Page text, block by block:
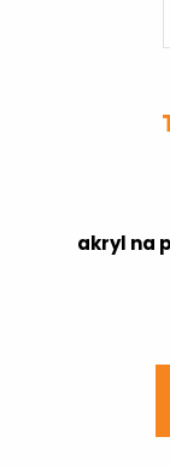
akryl na